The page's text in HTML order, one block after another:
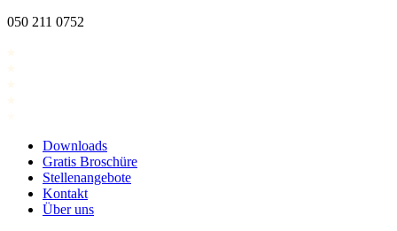
Zum
050 211 0752
Downloads
Gratis Broschüre
Stellenangebote
Kontakt
Über uns